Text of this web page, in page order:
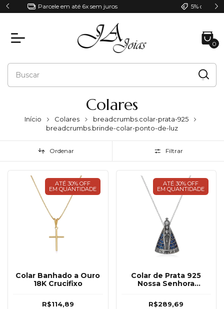
5% de desconto | Cupom: PRIMEIRACOMPRA
0
Colares
Início Colares
breadcrumbs.colar-prata-925
breadcrumbs.brinde-colar-ponto-de-luz
Ordenar Filtrar
ATÉ 30% OFF
EM QUANTIDADE
Colar Banhado a Ouro
18K Crucifixo
R$114,89
ATÉ 30% OFF
EM QUANTIDADE
Colar de Prata 925
Nossa Senhora
R$289,69